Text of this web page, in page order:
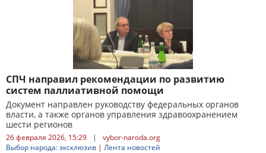
СПЧ направил рекомендации по развитию
систем паллиативной помощи
Документ направлен руководству федеральных органов
власти, а также органов управления здравоохранением
шести регионов
26 февраля 2026, 15:29 |
vybor-naroda.org
Выбор народа: эксклюзив | Лента новостей